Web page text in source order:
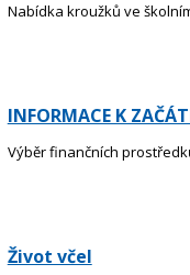
Nabídka kroužků ve
INFORMACE K
Výběr finančních
Život včel